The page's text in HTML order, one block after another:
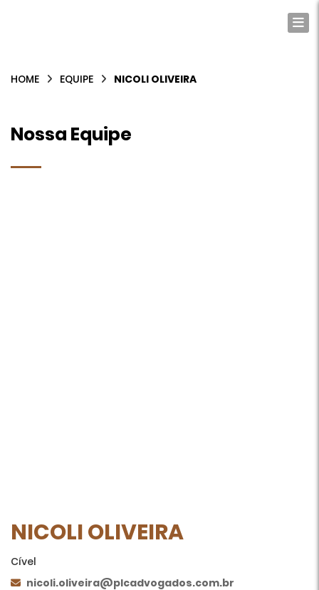
HOME EQUIPE NICOLI OLIVEIRA
Nossa Equipe
NICOLI OLIVEIRA
Cível
nicoli.oliveira@plcadvogados.com.br